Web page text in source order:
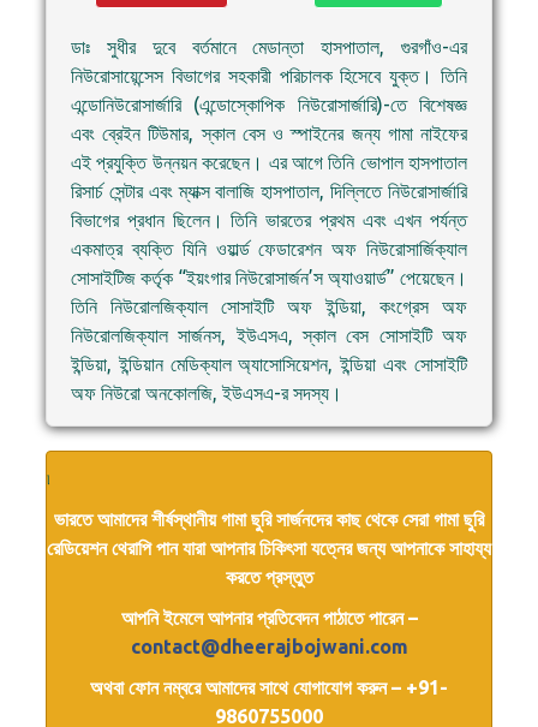
ডাঃ সুধীর দুবে বর্তমানে মেডান্তা হাসপাতাল, গুরগাঁও-এর
নিউরোসায়েন্সেস বিভাগের সহকারী পরিচালক হিসেবে যুক্ত। তিনি
এন্ডোনিউরোসার্জারি (এন্ডোস্কোপিক নিউরোসার্জারি)-তে বিশেষজ্ঞ
এবং ব্রেইন টিউমার, স্কাল বেস ও স্পাইনের জন্য গামা নাইফের
এই প্রযুক্তি উন্নয়ন করেছেন। এর আগে তিনি ভোপাল হাসপাতাল
রিসার্চ সেন্টার এবং ম্যাক্স বালাজি হাসপাতাল, দিল্লিতে নিউরোসার্জারি
বিভাগের প্রধান ছিলেন। তিনি ভারতের প্রথম এবং এখন পর্যন্ত
একমাত্র ব্যক্তি যিনি ওয়ার্ল্ড ফেডারেশন অফ নিউরোসার্জিক্যাল
সোসাইটিজ কর্তৃক “ইয়ংগার নিউরোসার্জন’স অ্যাওয়ার্ড” পেয়েছেন।
তিনি নিউরোলজিক্যাল সোসাইটি অফ ইন্ডিয়া, কংগ্রেস অফ
নিউরোলজিক্যাল সার্জনস, ইউএসএ, স্কাল বেস সোসাইটি অফ
ইন্ডিয়া, ইন্ডিয়ান মেডিক্যাল অ্যাসোসিয়েশন, ইন্ডিয়া এবং সোসাইটি
অফ নিউরো অনকোলজি, ইউএসএ-র সদস্য।
৷
ভারতে আমাদের শীর্ষস্থানীয় গামা ছুরি সার্জনদের কাছ থেকে সেরা গামা ছুরি
রেডিয়েশন থেরাপি পান যারা আপনার চিকিৎসা যত্নের জন্য আপনাকে সাহায্য
করতে প্রস্তুত
আপনি ইমেলে আপনার প্রতিবেদন পাঠাতে পারেন –
contact@dheerajbojwani.com
অথবা ফোন নম্বরে আমাদের সাথে যোগাযোগ করুন – +91-
9860755000